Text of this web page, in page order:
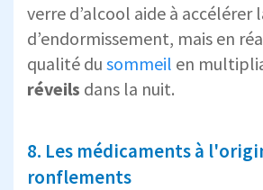
verre d’alcool aide à accélérer
d’endormissement, mais en
qualité du sommeil en
réveils dans la nuit.
8. Les médicaments à
ronflements